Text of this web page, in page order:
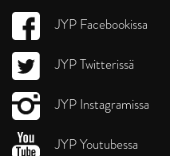
JYP Facebookissa
JYP Twitterissä
JYP Instagramissa
JYP Youtubessa